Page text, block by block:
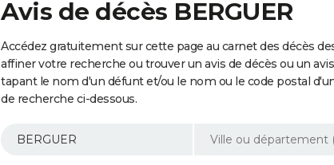
Avis de décès BERGUER
Accédez gratuitement sur cette page au carnet des décès
affiner votre recherche ou trouver un avis de décès ou un
tapant le nom d'un défunt et/ou le nom ou le code postal
de recherche ci-dessous.